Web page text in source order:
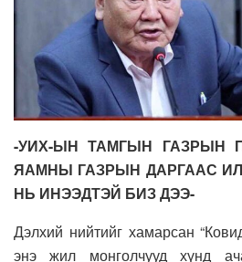
-УИХ-ЫН ТАМГЫН ГАЗРЫН
ЯАМНЫ ГАЗРЫН ДАРГААС
НЬ ИНЭЭДТЭЙ БИЗ ДЭЭ-
Дэлхий нийтийг хамарсан
энэ жил монголчууд хүнд